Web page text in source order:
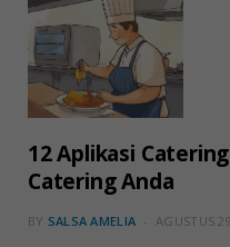
12 Aplikasi
Catering Anda
BY SALSA AMELIA AGUSTUS